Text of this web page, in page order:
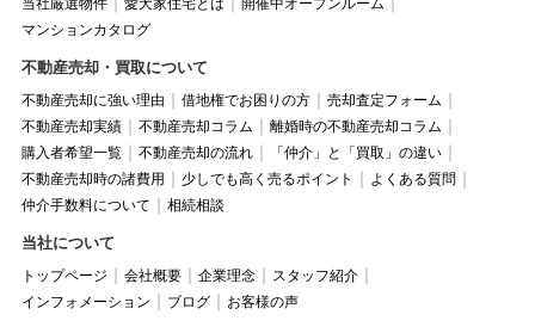
当社厳選物件 愛犬家住宅とは
開催中オープンルーム
マンションカタログ
不動産売却・買取について
不動産売却に強い理由 借地権でお困りの方
売却査定フォーム
不動産売却実績
不動産売却コラム
離婚時の不動産売却コラム
購入者希望一覧
不動産売却の流れ
「仲介」と「買取」の違い
不動産売却時の諸費用
少しでも高く売るポイント
よくある質問
仲介手数料について
相続相談
当社について
トップページ 会社概要 企業理念
スタッフ紹介
インフォメーション
ブログ お客様の声